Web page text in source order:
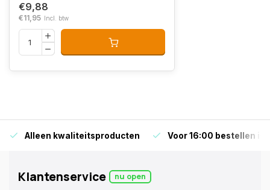
€9,88
€11,95 Incl. btw
Alleen kwaliteitsproducten Voor 16:00 bestellen is
Klantenservice nu open